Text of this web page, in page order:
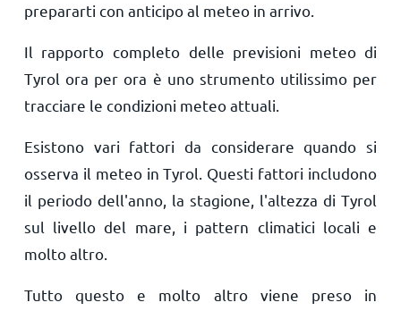
prepararti con anticipo al meteo in arrivo.
Il rapporto completo delle previsioni meteo di
Tyrol ora per ora è uno strumento utilissimo per
tracciare le condizioni meteo attuali.
Esistono vari fattori da considerare quando si
osserva il meteo in Tyrol. Questi fattori includono
il periodo dell'anno, la stagione, l'altezza di Tyrol
sul livello del mare, i pattern climatici locali e
molto altro.
Tutto questo e molto altro viene preso in